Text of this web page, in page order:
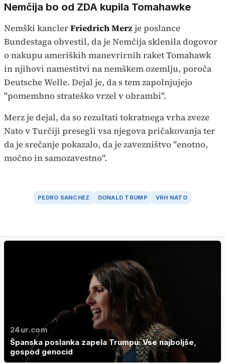
Nemčija bo od ZDA kupila Tomahawke
Nemški kanclerFriedrich Merzje poslance
Bundestaga obvestil, da je Nemčija sklenila dogovor
o nakupu ameriških manevrirnih raket Tomahawk
in njihovi namestitvi na nemškem ozemlju, poroča
Deutsche Welle. Dejal je, da s tem zapolnjujejo
"pomembno strateško vrzel v obrambi".
Merz je dejal, da so rezultati tokratnega vrha zveze
Nato v Turčiji presegli vsa njegova pričakovanja ter
da je srečanje pokazalo, da je zavezništvo "enotno,
močno in samozavestno".
PEDRO SANCHEZ DONALD TRUMP VRH NATO
24ur.com
Španska poslanka zapela Trumpu: Vse najboljše,
gospod genocid